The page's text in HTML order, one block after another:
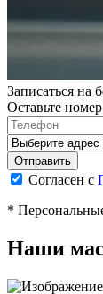
Записаться на
Оставьте
Согласен с
*
Наши